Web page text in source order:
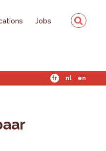
Jobs
fr nl en